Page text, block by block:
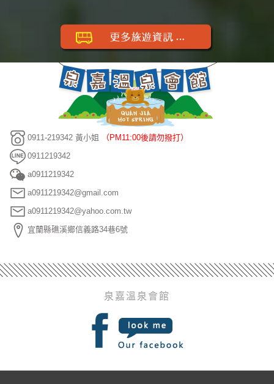
0911-219342 黃小姐 （PM11:00後請勿撥打）
0911219342
a0911219342
a0911219342@gmail.com
a0911219342@yahoo.com.tw
宜蘭縣礁溪鄉信義路34巷6號
泉嘉溫泉會館